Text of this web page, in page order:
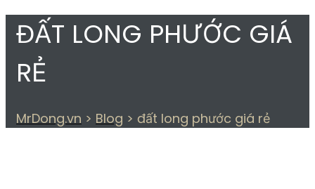
ĐẤT LONG PHƯỚC GIÁ
RẺ
MrDong.vn > Blog > đất long phước giá rẻ